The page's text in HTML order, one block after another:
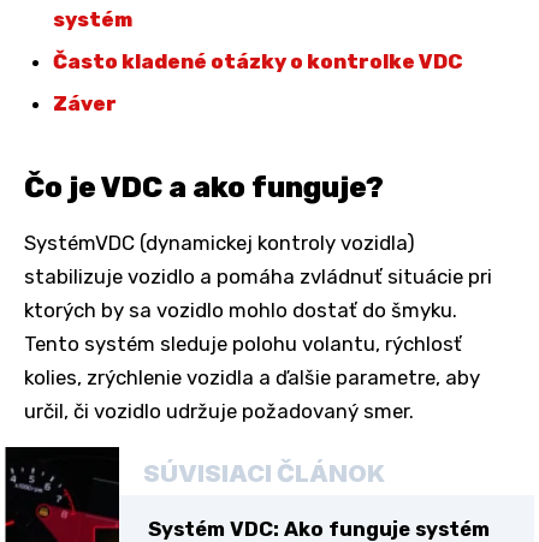
systém
Často kladené otázky o kontrolke VDC
Záver
Čo je VDC a ako funguje?
SystémVDC (dynamickej kontroly vozidla)
stabilizuje vozidlo a pomáha zvládnuť situácie pri
ktorých by sa vozidlo mohlo dostať do šmyku.
Tento systém sleduje polohu volantu, rýchlosť
kolies, zrýchlenie vozidla a ďalšie parametre, aby
určil, či vozidlo udržuje požadovaný smer.
SÚVISIACI ČLÁNOK
Systém VDC: Ako funguje systém